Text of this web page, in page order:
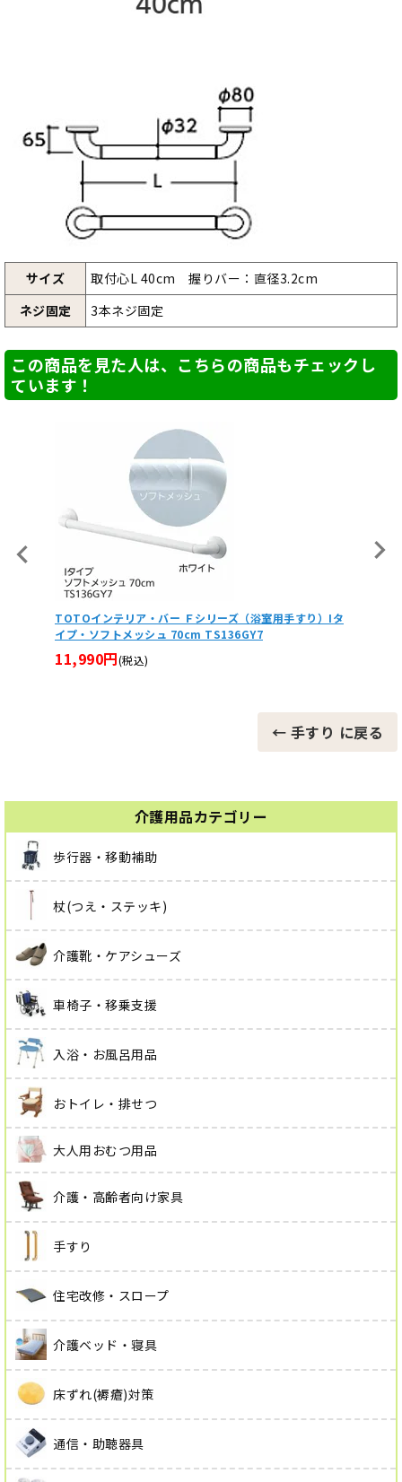
介護用品カテゴリー
歩行器・移動補助
杖(つえ・ステッキ)
介護靴・ケアシューズ
車椅子・移乗支援
入浴・お風呂用品
おトイレ・排せつ
大人用おむつ用品
介護・高齢者向け家具
手すり
住宅改修・スロープ
介護ベッド・寝具
床ずれ(褥瘡)対策
通信・助聴器具
サイズ
取付心L 40cm 握りバー：直径3.2cm
ネジ固定
3本ネジ固定
この商品を見た人は、こちらの商品もチェックし
ています！
シリーズ（浴室用手すり）Iタ
TS136GY7
TOTOインテリア・バー Ｆシリーズ（浴
イプ・ソフトメッシュ 90cm TS136GY9
← 手すり に戻る